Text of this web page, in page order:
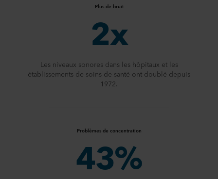
Plus de bruit
2x
Les niveaux sonores dans les hôpitaux et les
établissements de soins de santé ont doublé depuis
1972.
Problèmes de concentration
43%